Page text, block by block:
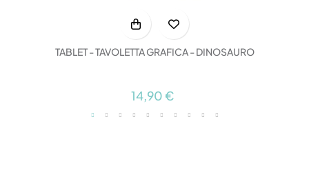
TABLET - TAVOLETTA GRAFICA - DINOSAURO
14,90 €